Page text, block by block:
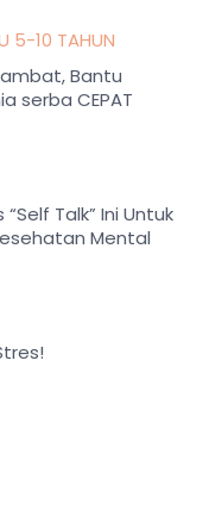
5-10 TAHUN
Bantu
serba CEPAT
Talk” Ini Untuk
Mental